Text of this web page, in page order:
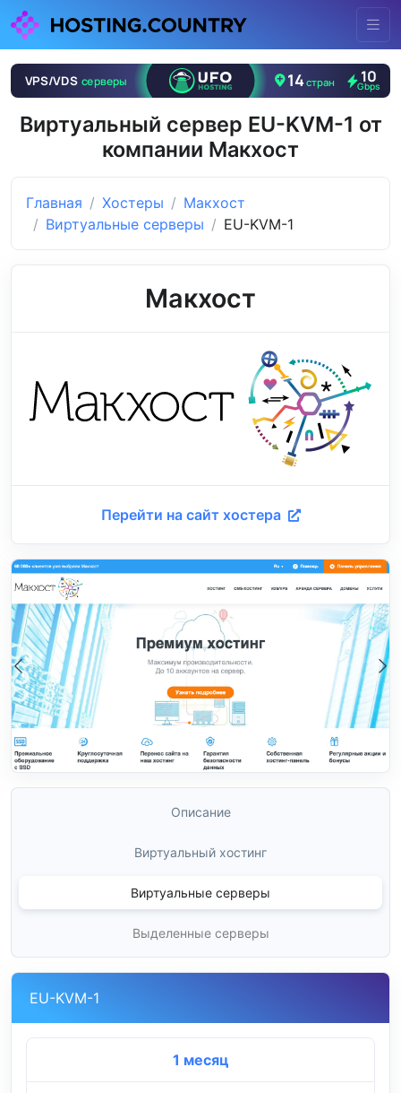
Виртуальный сервер EU-KVM-1 от
компании Макхост
Главная Хостеры
Макхост
Виртуальные серверы
EU-KVM-1
Макхост
Перейти на сайт хостера
Описание
Виртуальный хостинг
Виртуальные серверы
Выделенные серверы
EU-KVM-1
1 месяц